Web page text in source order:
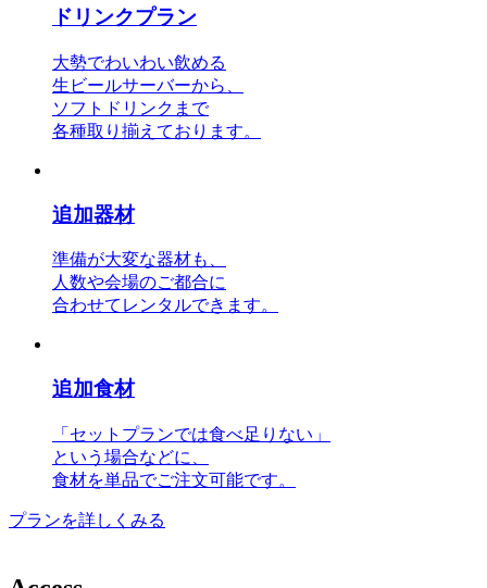
ドリンクプラン
大勢でわいわい飲める
生ビールサーバーから、
ソフトドリンクまで
各種取り揃えております。
追加器材
準備が大変な器材も、
人数や会場のご都合に
合わせてレンタルできます。
追加食材
「セットプランでは食べ足りない」
という場合などに、
食材を単品でご注文可能です。
プランを詳しくみる